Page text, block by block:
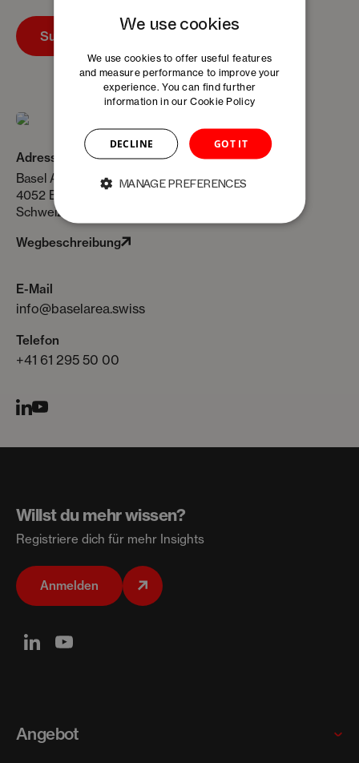
Submit
Adresse
Basel Area Business & Innovation Dufourstrasse 11
4052 Basel
Schweiz
Wegbeschreibung
E-Mail
info@baselarea.swiss
Telefon
+41 61 295 50 00
Willst du mehr wissen?
Registriere dich für mehr Insights
Anmelden
Angebot
We use cookies
We use cookies to offer useful features
and measure performance to improve your
experience. You can find further
information in ourCookie Policy
GOT IT
DECLINE
MANAGE PREFERENCES